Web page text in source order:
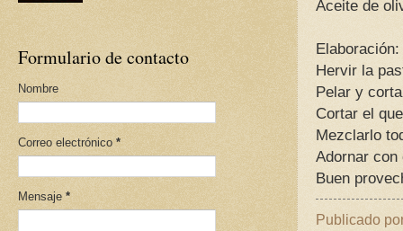
Aceite de
Elaboración:
Hervir la
Pelar y
Cortar el
Mezclarlo
Adornar con
Buen
Publicado
Formulario de contacto
Nombre
Correo electrónico *
Mensaje *